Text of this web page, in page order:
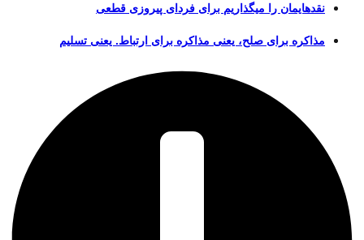
نقدهایمان را میگذاریم برای فردای پیروزی قطعی
مذاکره برای صلح، یعنی مذاکره برای ارتباط. یعنی تسلیم